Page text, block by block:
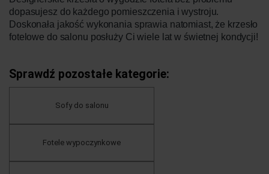
dopasujesz do każdego pomieszczenia i wystroju.
Doskonała jakość wykonania sprawia natomiast, że krzesło
fotelowe do salonu posłuży Ci wiele lat w świetnej kondycji!
Sprawdź pozostałe kategorie:
Sofy do salonu
Fotele wypoczynkowe